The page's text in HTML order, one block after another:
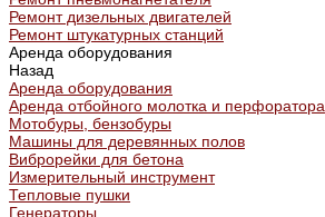
Ремонт дизельных двигателей
Ремонт штукатурных станций
Аренда оборудования
Назад
Аренда оборудования
Аренда отбойного молотка и перфоратора
Мотобуры, бензобуры
Машины для деревянных полов
Виброрейки для бетона
Измерительный инструмент
Тепловые пушки
Генераторы